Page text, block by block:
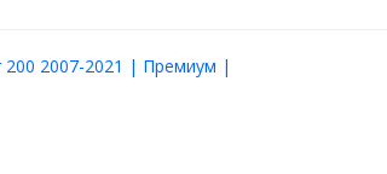
200 2007-2021 | Премиум |